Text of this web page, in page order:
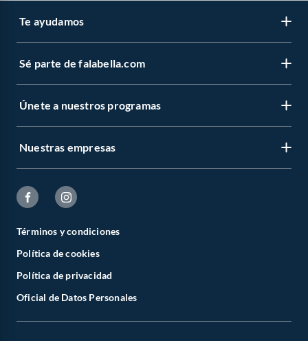
Te ayudamos
Sé parte de falabella.com
Únete a nuestros programas
Nuestras empresas
Términos y condiciones
Política de cookies
Política de privacidad
Oficial de Datos Personales